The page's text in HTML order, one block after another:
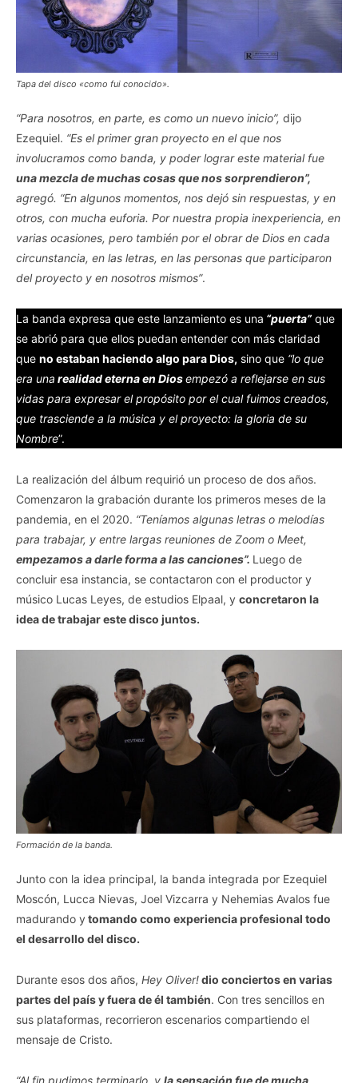
Tapa del disco «como fui conocido».
“Para nosotros, en parte, es como un nuevo inicio”, dijo
Ezequiel. “Es el primer gran proyecto en el que nos
involucramos como banda, y poder lograr este material fue
una mezcla de muchas cosas que nos sorprendieron”,
agregó. “En algunos momentos, nos dejó sin respuestas, y en
otros, con mucha euforia. Por nuestra propia inexperiencia, en
varias ocasiones, pero también por el obrar de Dios en cada
circunstancia, en las letras, en las personas que participaron
del proyecto y en nosotros mismos”.
La banda expresa que este lanzamiento es una “puerta” que
se abrió para que ellos puedan entender con más claridad
que no estaban haciendo algo para Dios, sino que “lo que
era una realidad eterna en Diosempezó a reflejarse en sus
vidas para expresar el propósito por el cual fuimos creados,
que trasciende a la música y el proyecto: la gloria de su
Nombre”.
La realización del álbum requirió un proceso de dos años.
Comenzaron la grabación durante los primeros meses de la
pandemia, en el 2020. “Teníamos algunas letras o melodías
para trabajar, y entre largas reuniones de Zoom o Meet,
empezamos a darle forma a las canciones”. Luego de
concluir esa instancia, se contactaron con el productor y
músico Lucas Leyes, de estudios Elpaal, y concretaron la
idea de trabajar este disco juntos.
Formación de la banda.
Junto con la idea principal, la banda integrada por Ezequiel
Moscón, Lucca Nievas, Joel Vizcarra y Nehemias Avalos fue
madurando y tomando como experiencia profesional todo
el desarrollo del disco.
Durante esos dos años, Hey Oliver!dio conciertos en varias
partes del país y fuera de él también. Con tres sencillos en
sus plataformas, recorrieron escenarios compartiendo el
mensaje de Cristo.
“Al fin pudimos terminarlo, y la sensación fue de mucha